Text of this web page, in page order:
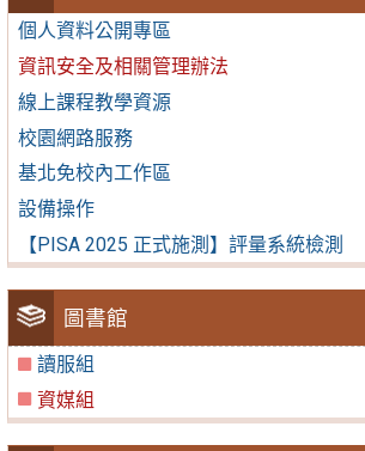
個人資料公開專區
資訊安全及相關管理辦法
線上課程教學資源
校園網路服務
基北免校內工作區
設備操作
【PISA 2025 正式施測】評量系統檢測
圖書館
讀服組
資媒組